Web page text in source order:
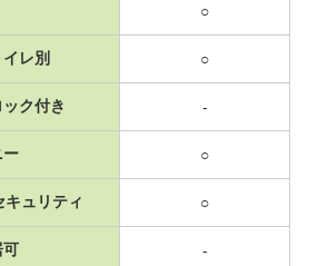
○
レ別 ○
ク付き -
ー ○
キュリティ ○
可 -